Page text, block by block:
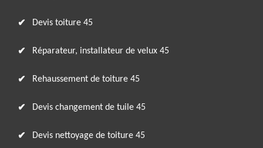
Devis toiture 45
Réparateur, installateur de velux 45
Rehaussement de toiture 45
Devis changement de tuile 45
Devis nettoyage de toiture 45